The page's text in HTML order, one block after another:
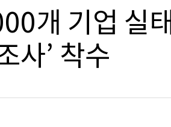
개 기업 실
사’ 착수